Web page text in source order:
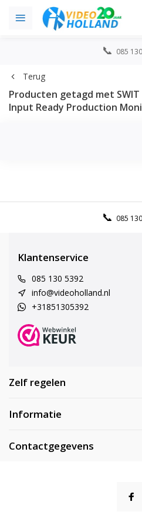
085
Terug
Producten getagd met SWIT
Input Ready Production
085
Klantenservice
085 130 5392
info@videoholland.nl
+31851305392
Zelf regelen
Informatie
Contactgegevens